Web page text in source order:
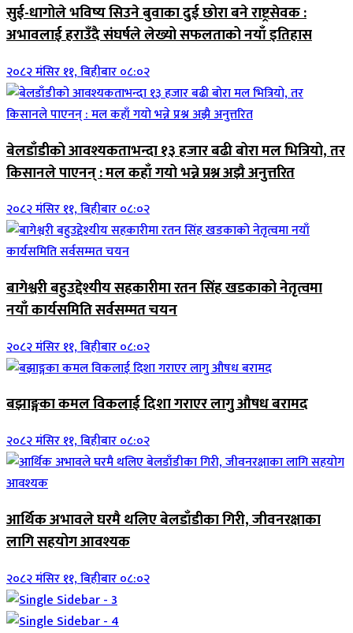
सुई-धागोले भविष्य सिउने बुवाका दुई छोरा बने राष्ट्रसेवक :
अभावलाई हराउँदै संघर्षले लेख्यो सफलताको नयाँ इतिहास
२०८२ मंसिर ११, बिहीबार ०८:०२
बेलडाँडीको आवश्यकताभन्दा १३ हजार बढी बोरा मल भित्रियो, तर
किसानले पाएनन् : मल कहाँ गयो भन्ने प्रश्न अझै अनुत्तरित
२०८२ मंसिर ११, बिहीबार ०८:०२
बागेश्वरी बहुउद्देश्यीय सहकारीमा रतन सिंह खडकाको नेतृत्वमा
नयाँ कार्यसमिति सर्वसम्मत चयन
२०८२ मंसिर ११, बिहीबार ०८:०२
बझाङ्गका कमल विकलाई दिशा गराएर लागु औषध बरामद
२०८२ मंसिर ११, बिहीबार ०८:०२
आर्थिक अभावले घरमै थलिए बेलडाँडीका गिरी, जीवनरक्षाका
लागि सहयोग आवश्यक
२०८२ मंसिर ११, बिहीबार ०८:०२